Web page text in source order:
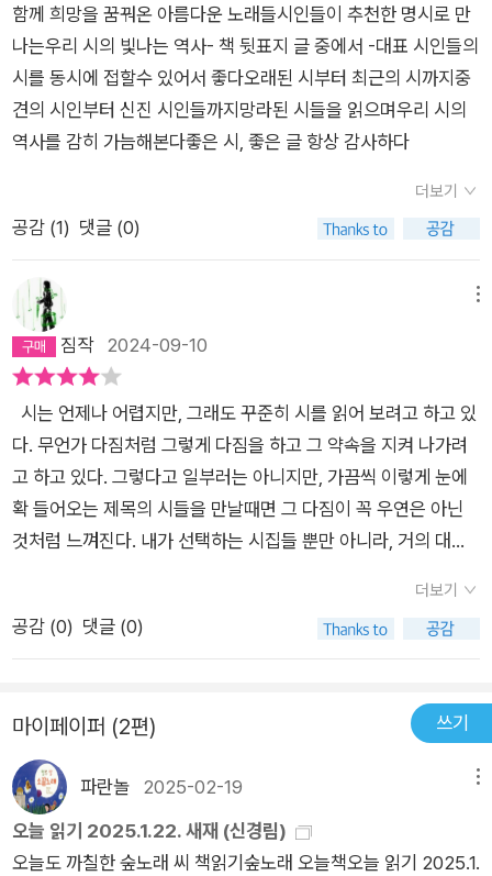
함께 희망을 꿈꿔온 아름다운 노래들시인들이 추천한 명시로 만
나는우리 시의 빛나는 역사- 책 뒷표지 글 중에서 -대표 시인들의
시를 동시에 접할수 있어서 좋다오래된 시부터 최근의 시까지중
견의 시인부터 신진 시인들까지망라된 시들을 읽으며우리 시의
역사를 감히 가늠해본다좋은 시, 좋은 글 항상 감사하다
더보기
공감 (1) 댓글 (0)
짐작2024-09-10
시는 언제나 어렵지만, 그래도 꾸준히 시를 읽어 보려고 하고 있
다. 무언가 다짐처럼 그렇게 다짐을 하고 그 약속을 지켜 나가려
고 하고 있다. 그렇다고 일부러는 아니지만, 가끔씩 이렇게 눈에
확 들어오는 제목의 시들을 만날때면 그 다짐이 꼭 우연은 아닌
것처럼 느껴진다. 내가 선택하는 시집들 뿐만 아니라, 거의 대부
적인 출판 시리즈가 있는 것 같다. 창비에도 시집 시리즈가 있으
며, 그 시리즈가 벌써 500편이 되었나 보다. 이 시집은 '창비시선
로 만나는 우리 시의 빛나는 역사'라고 할 만 하다. 이 시집에는 총
73명의 시인들의 시가 수록되어 있다. 다만 500이라는 숫자가
전해주는 특별함 외에도, 이 책은 다양한 느낌의 시들을 만날 수
있어 좋았다. 그동안 시에서 감정들이 잘 느껴지지 않았고, 특히
공감하기도 어려워 시들이 어렵고 시집을 읽기가 두려웠었다. 그
렇다고 이 시집의 시들이 쉽다는 말은 아니지만, 공감까지는 모르
더보기
공감 (0) 댓글 (0)
마이페이퍼 (2편) 쓰기
파란놀 2025-02-19
오늘 읽기 2025.1.22. 새재 (신경림)
오늘도 까칠한 숲노래 씨 책읽기숲노래 오늘책오늘 읽기 2025.1.